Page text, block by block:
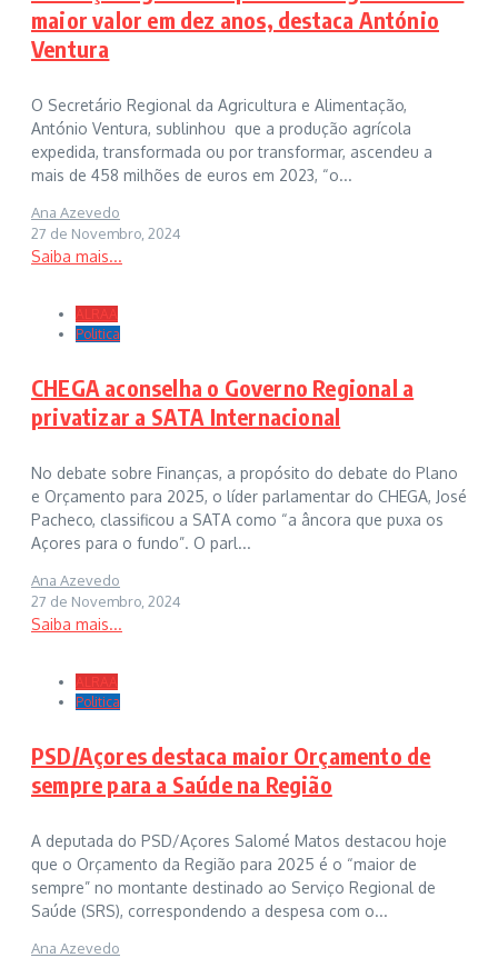
maior valor em dez anos, destaca António
Ventura
O Secretário Regional da Agricultura e Alimentação,
António Ventura, sublinhou que a produção agrícola
expedida, transformada ou por transformar, ascendeu a
mais de 458 milhões de euros em 2023, “o...
Ana Azevedo
27 de Novembro, 2024
Saiba mais...
ALRAA
Politica
CHEGA aconselha o Governo Regional a
privatizar a SATA Internacional
No debate sobre Finanças, a propósito do debate do Plano
e Orçamento para 2025, o líder parlamentar do CHEGA, José
Pacheco, classificou a SATA como “a âncora que puxa os
Açores para o fundo”. O parl...
Ana Azevedo
27 de Novembro, 2024
Saiba mais...
ALRAA
Politica
PSD/Açores destaca maior Orçamento de
sempre para a Saúde na Região
A deputada do PSD/Açores Salomé Matos destacou hoje
que o Orçamento da Região para 2025 é o “maior de
sempre” no montante destinado ao Serviço Regional de
Saúde (SRS), correspondendo a despesa com o...
Ana Azevedo